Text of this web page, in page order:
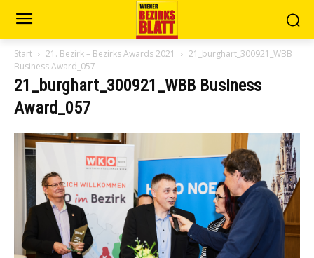
Start 21. Bezirk – Bezirks Awards 2021
21_burghart_300921_WBB
Business Award_057
21_burghart_300921_WBB Business
Award_057